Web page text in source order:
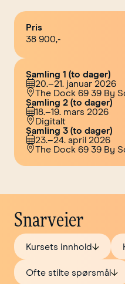
Pris
38 900,-
Samling 1 (to dager)
20.–21. januar 2026
The Dock 69 39 By
Samling 2 (to dager)
18.–19. mars 2026
Digitalt
Samling 3 (to dager)
23.–24. april 2026
The Dock 69 39 By
Snarveier
Kursets innhold
Ofte stilte spørsmål